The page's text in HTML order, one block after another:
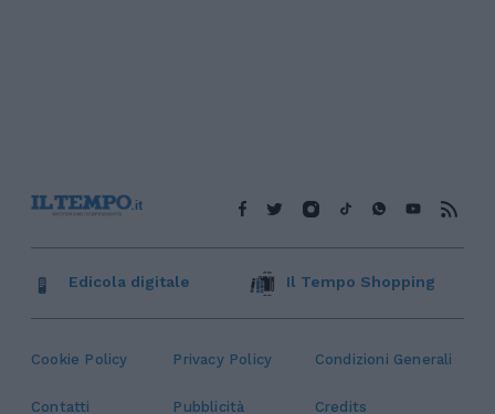
Cookie Policy Privacy Policy Condizioni Generali
Contatti Pubblicità Credits
Edicola digitale Il Tempo Shopping